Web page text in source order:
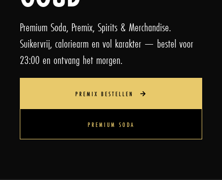
Premium Soda, Premix, Spirits & Merchandise.
Suikervrij, caloriearm en vol karakter — bestel voor
23:00 en ontvang het morgen.
PREMIX BESTELLEN
PREMIUM SODA